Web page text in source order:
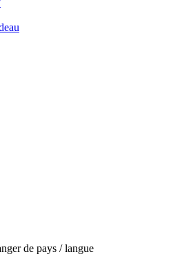
de pays / langue